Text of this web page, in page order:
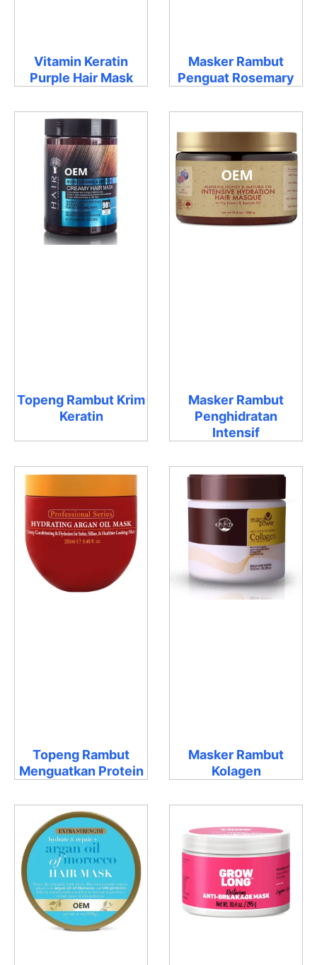
Vitamin Keratin
Purple Hair Mask
Masker Rambut
Penguat Rosemary
Topeng Rambut Krim
Keratin
Masker Rambut
Penghidratan
Intensif
Topeng Rambut
Menguatkan Protein
Masker Rambut
Kolagen